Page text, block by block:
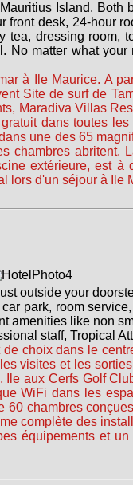
Island. Both
desk, 24-hour
tea, dressing room,
No matter what
à Ile Maurice. A
Site de surf de
Maradiva Villas
dans toutes
une des 65
chambres abritent.
extérieure, est à
lors d'un séjour à Ile
outside your
park, room
amenities like non
staff, Tropical
choix dans le
visites et les
aux Cerfs Golf
WiFi dans les
chambres
complète des
équipements et